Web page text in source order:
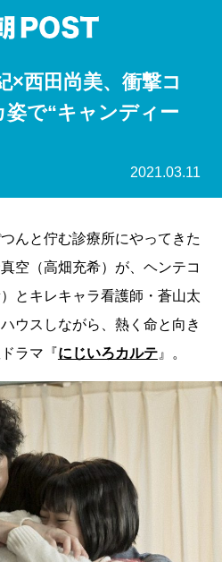
×西田尚美、衝撃コ
で“キャンディー
2021.03.11
んと佇む診療所にやってきた
空（高畑充希）が、ヘンテコ
とキレキャラ看護師・蒼山太
ウスしながら、熱く命と向き
ラマ『にじいろカルテ』。